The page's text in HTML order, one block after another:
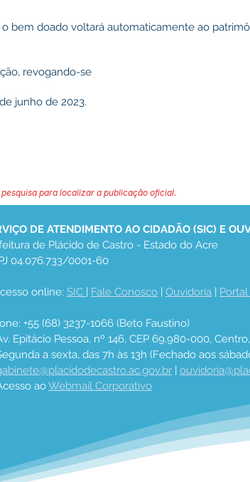
bem doado voltará automaticamente ao
revogando-se
junho de 2023.
para localizar a publicação oficial.
DE ATENDIMENTO AO CIDADÃO (SIC) E
de Plácido de Castro - Estado do Acre
04.076.733/0001-60
online: SIC | Fale Conosco | Ouvidoria |
+55 (68) 3237-1066 (Beto Faustino)
Epitácio Pessoa, nº 146, CEP 69.980-000,
a sexta, das 7h às 13h (Fechado aos
|
ao Webmail Corporativo